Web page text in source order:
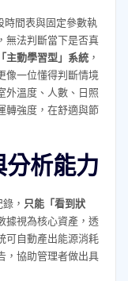
時間表與固定參數執
無法判斷當下是否真
主動學習型」系統，
像一位懂得判斷情境
外溫度、人數、日照
轉強度，在舒適與節
分析能力
， 只能「看到狀
據視為核心資產，透
可自動產出能源消耗
，協助管理者做出具